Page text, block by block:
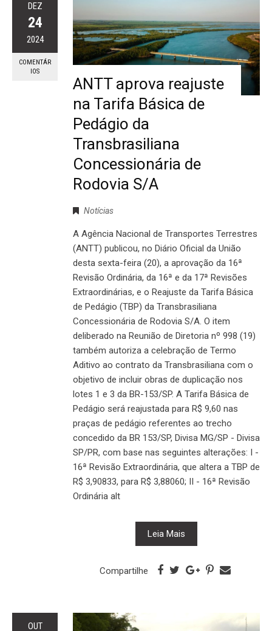
DEZ
24
2024
COMENTÁR
IOS
ANTT aprova reajuste
na Tarifa Básica de
Pedágio da
Transbrasiliana
Concessionária de
Rodovia S/A
Notícias
A Agência Nacional de Transportes Terrestres
(ANTT) publicou, no Diário Oficial da União
desta sexta-feira (20), a aprovação da 16ª
Revisão Ordinária, da 16ª e da 17ª Revisões
Extraordinárias, e o Reajuste da Tarifa Básica
de Pedágio (TBP) da Transbrasiliana
Concessionária de Rodovia S/A. O item
deliberado na Reunião de Diretoria nº 998 (19)
também autoriza a celebração de Termo
Aditivo ao contrato da Transbrasiliana com o
objetivo de incluir obras de duplicação nos
lotes 1 e 3 da BR-153/SP. A Tarifa Básica de
Pedágio será reajustada para R$ 9,60 nas
praças de pedágio referentes ao trecho
concedido da BR 153/SP, Divisa MG/SP - Divisa
SP/PR, com base nas seguintes alterações: I -
16ª Revisão Extraordinária, que altera a TBP de
R$ 3,90833, para R$ 3,88060; II - 16ª Revisão
Ordinária alt
Leia Mais
Compartilhe
OUT